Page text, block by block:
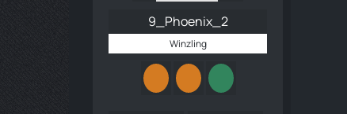
9_Phoenix_2
Winzling